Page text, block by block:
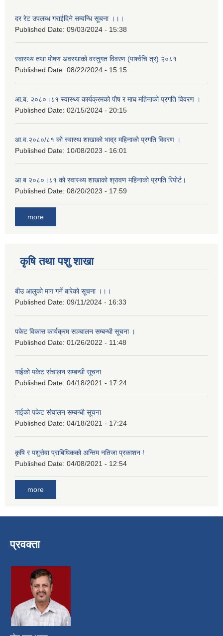
दर रेट उपलब्ध गराईदिने सम्वन्धि सूचना ।।।
Published Date: 09/03/2024 - 15:38
स्वास्थ्य तथा पोषण अवस्थाको वस्तुगत विवरण (पार्श्वचि त्र) २०८१
Published Date: 08/22/2024 - 15:15
आ.ब. २०८०।८१ स्वास्थ्य कार्यक्रमको पौष र माघ महिनाको प्रगति विवरण ।
Published Date: 02/15/2024 - 20:15
आ.व.२०८०/८१ को स्वास्थ शाखाको भाद्र महिनाको प्रगति विवरण ।
Published Date: 10/08/2023 - 16:01
आ ब २०८०।८१ को स्वास्थ्य शाखाको श्रावण महिनाको प्रगति रिपोर्ट।
Published Date: 08/20/2023 - 17:59
more
कृषि तथा पशु शाखा
बीउ आलुको माग गर्ने बारेको सूचना ।।।
Published Date: 09/11/2024 - 16:33
पकेट विकास कार्यक्रम सञ्चालन सम्बन्धी सूचना ।
Published Date: 01/26/2022 - 11:48
गाईको पकेट संचालन सम्बन्धी सूचना
Published Date: 04/18/2021 - 17:24
गाईको पकेट संचालन सम्बन्धी सूचना
Published Date: 04/18/2021 - 17:24
कृषि र पशुसेवा प्राबिधिकको अन्तिम नतिजा प्रकाशन !
Published Date: 04/08/2021 - 12:54
more
प्रवक्ता